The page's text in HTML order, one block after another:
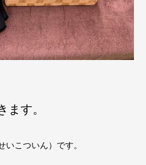
ます。
こついん）です。